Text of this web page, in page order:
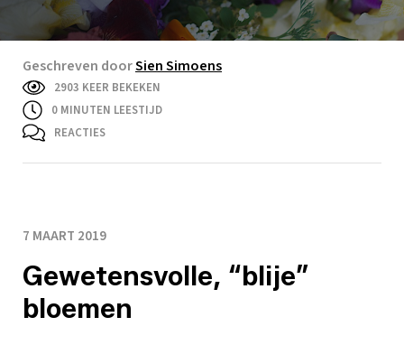
Geschreven doorSien Simoens
2903 KEER BEKEKEN
0 MINUTEN LEESTIJD
REACTIES
7 MAART 2019
Gewetensvolle, “blije”
bloemen